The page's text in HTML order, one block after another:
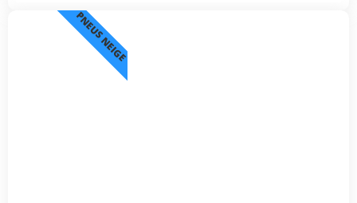
PNEUS NEIGE